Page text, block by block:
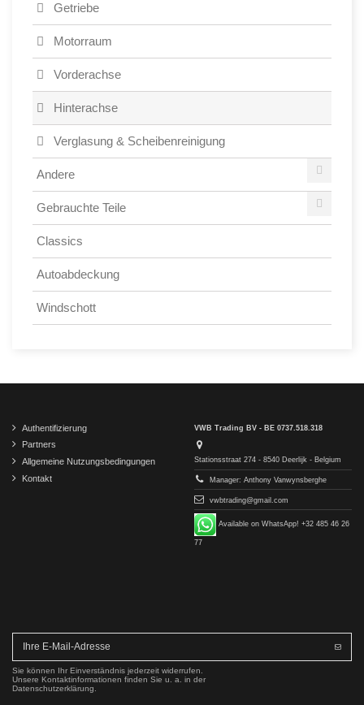
Getriebe
Motorraum
Vorderachse
Hinterachse
Verglasung & Scheibenreinigung
Andere
Gebrauchte Teile
Classics
Autoabdeckung
Windschott
Authentifizierung
Partners
Allgemeine Nutzungsbedingungen
Kontakt
VWB Trading BV - BE 0737.518.318
Stationsstraat 274 - 8540 Deerlijk - Belgium
Manager: Anthony Vanwynsberghe
vwbtrading@gmail.com
Available on WhatsApp! +32 485 46 26
77
Sie können Ihr Einverständnis jederzeit widerrufen.
Unsere Kontaktinformationen finden Sie u. a. in der
Datenschutzerklärung.